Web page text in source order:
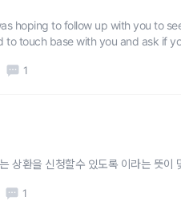
hoping to follow up with you to
touch base with you and ask if
1
환을 신청할수 있도록 이라는 뜻이
1